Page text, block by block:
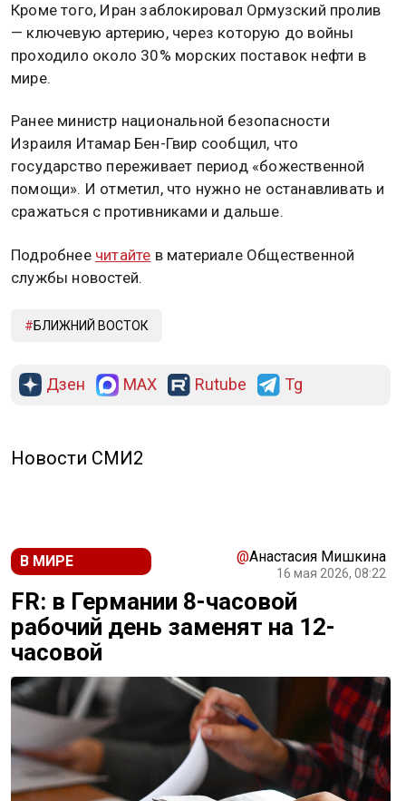
Кроме того, Иран заблокировал Ормузский пролив
— ключевую артерию, через которую до войны
проходило около 30% морских поставок нефти в
мире.
Ранее министр национальной безопасности
Израиля Итамар Бен-Гвир сообщил, что
государство переживает период «божественной
помощи». И отметил, что нужно не останавливать и
сражаться с противниками и дальше.
Подробнее читайте в материале Общественной
службы новостей.
БЛИЖНИЙ ВОСТОК
Дзен MAX Rutube Tg
Новости СМИ2
В МИРЕ @Анастасия Мишкина
16 мая 2026, 08:22
FR: в Германии 8-часовой
рабочий день заменят на 12-
часовой